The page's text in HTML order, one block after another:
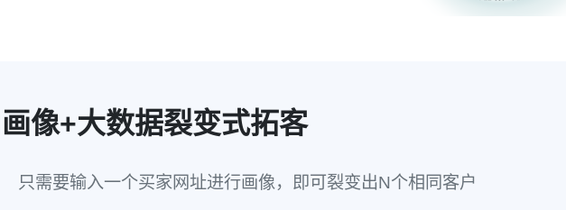
像+大数据裂变式拓客
只需要输入一个买家网址进行画像，即可裂变出N个相同客户